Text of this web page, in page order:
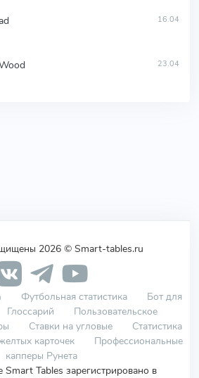
16.04
23.04
2026 © Smart-tables.ru
Футбольная статистика
Бот для
Глоссарий
Пользовательское
Ставки на угловые
Статистика
карточек
Профессиональные
капперы Рунета
Smart Tables зарегистрировано в